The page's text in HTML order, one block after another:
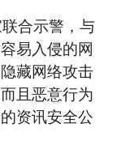
合示警，与
易入侵的网
藏网络攻击
且恶意行为
资讯安全公